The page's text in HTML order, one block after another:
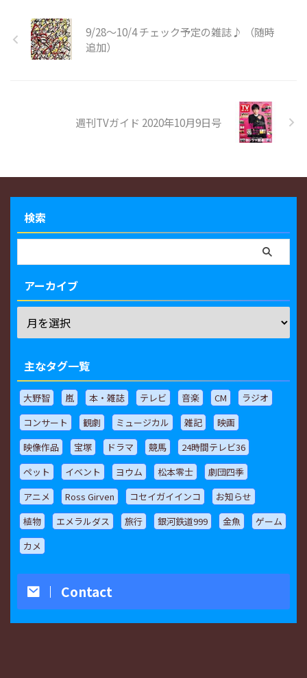
9/28～10/4 チェック予定の雑誌♪ （随時
追加）
週刊TVガイド 2020年10月9日号
検索
アーカイブ
主なタグ一覧
大野智 嵐 本・雑誌 テレビ 音楽 CM
ラジオ
コンサート
観劇 ミュージカル 雑記
映画
映像作品
宝塚 ドラマ 競馬
24時間テレビ36
ペット
イベント ヨウム 松本零士
劇団四季
アニメ
Ross Girven コセイガイインコ
お知らせ
植物
エメラルダス 旅行 銀河鉄道999 金魚
ゲーム
カメ
Contact